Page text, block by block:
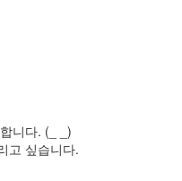
니다. (_ _)
고 싶습니다.